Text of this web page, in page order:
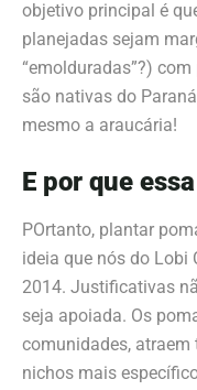
objetivo principal é
planejadas sejam
“emolduradas”?)
são nativas do
mesmo a araucária!
E por que
POrtanto, plantar
ideia que nós do Lobi
2014. Justificativas
seja apoiada. Os
comunidades, atraem
nichos mais